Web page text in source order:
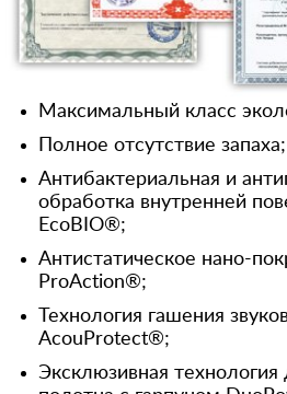
Максимальный класс
Полное отсутствие запаха;
Антибактериальная и
обработка внутренней
EcoBIO®;
Антистатическое нано-
ProAction®;
Технология гашения
AcouProtect®;
Эксклюзивная технология